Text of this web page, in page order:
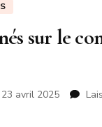
sur le
23 avril 2025